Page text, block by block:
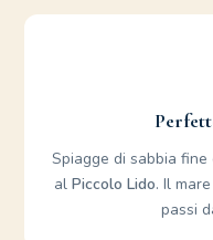
Spiagge di sabbia
al Piccolo Lido. Il
passi